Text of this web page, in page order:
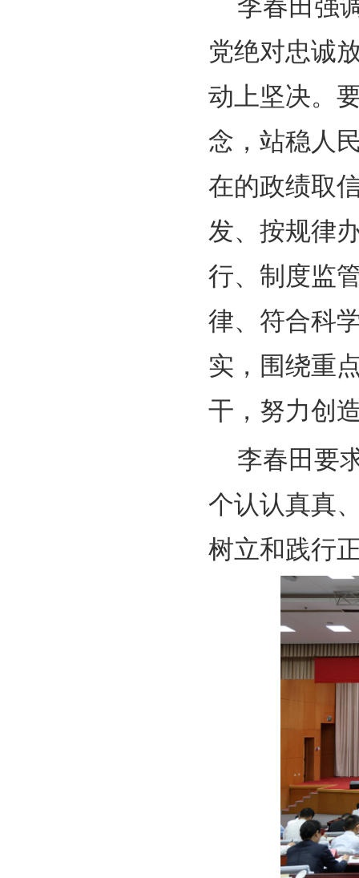
李春田强
党绝对忠诚
动上坚决。
念，站稳人
在的政绩取
发、按规律
行、制度监
律、符合科
实，围绕重
干，努力创
李春田要
个认认真真
树立和践行